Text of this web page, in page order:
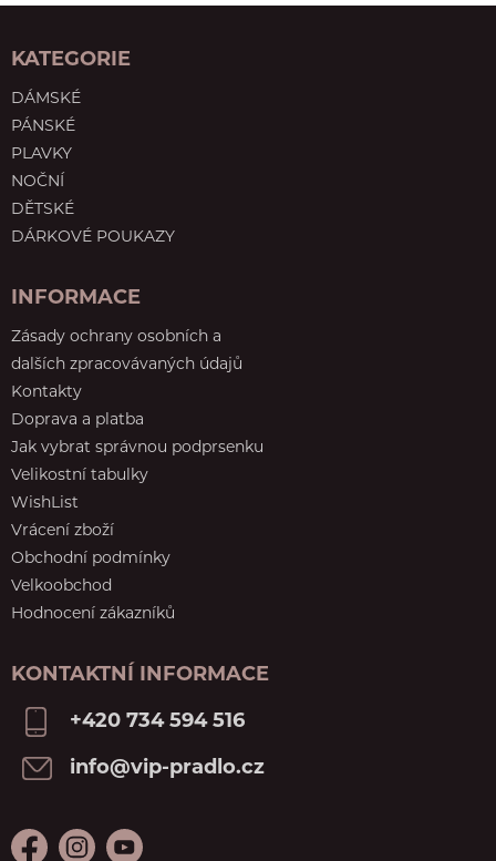
KATEGORIE
DÁMSKÉ
PÁNSKÉ
PLAVKY
NOČNÍ
DĚTSKÉ
DÁRKOVÉ POUKAZY
INFORMACE
Zásady ochrany osobních a
dalších zpracovávaných údajů
Kontakty
Doprava a platba
Jak vybrat správnou podprsenku
Velikostní tabulky
WishList
Vrácení zboží
Obchodní podmínky
Velkoobchod
Hodnocení zákazníků
KONTAKTNÍ INFORMACE
+420 734 594 516
info@vip-pradlo.cz